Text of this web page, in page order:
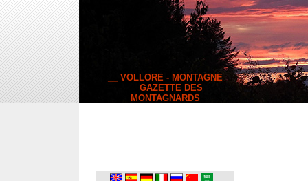
__ VOLLORE - MONTAGNE
__ GAZETTE DES
MONTAGNARDS